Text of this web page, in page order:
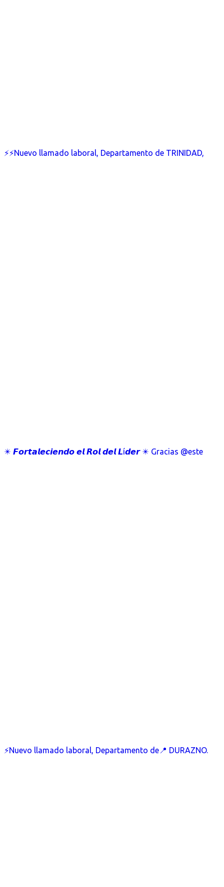
⚡⚡Nuevo llamado laboral, Departamento de TRINIDAD,
✴️ 𝙁𝙤𝙧𝙩𝙖𝙡𝙚𝙘𝙞𝙚𝙣𝙙𝙤 𝙚𝙡 𝙍𝙤𝙡 𝙙𝙚𝙡 𝙇í𝙙𝙚𝙧 ✴️ Gracias @este
⚡Nuevo llamado laboral, Departamento de📍 DURAZNO.